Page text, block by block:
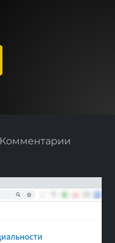
Комментарии